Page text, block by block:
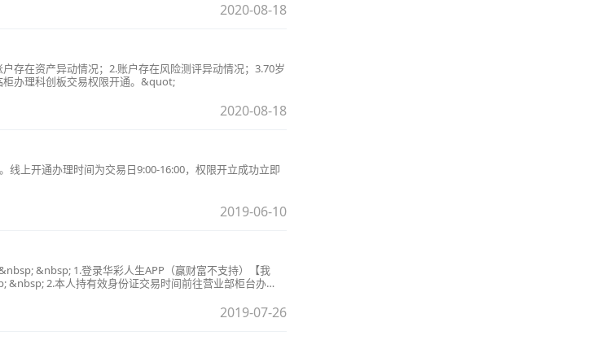
2020-08-18
存在资产异动情况；2.账户存在风险测评异动情况；3.70岁
柜办理科创板交易权限开通。&quot;
2020-08-18
上开通办理时间为交易日9:00-16:00，权限开立成功立即
2019-06-10
&nbsp; 1.登录华彩人生APP（赢财富不支持）【我
2.本人持有效身份证交易时间前往营业部柜台办
在我司开通。
2019-07-26